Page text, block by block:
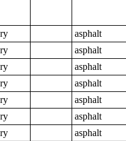
asphalt
asphalt
asphalt
asphalt
asphalt
asphalt
asphalt